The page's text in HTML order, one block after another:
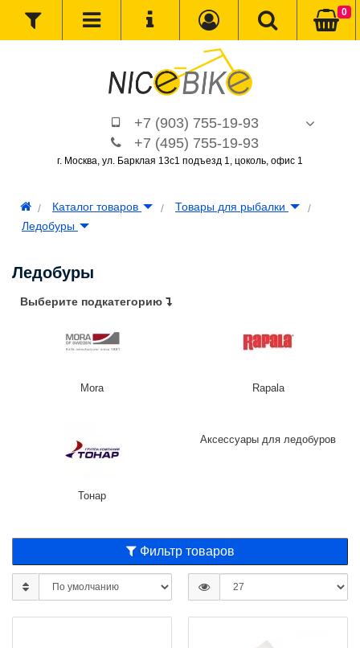
+7 (903) 755-19-93
+7 (495) 755-19-93
г. Москва, ул. Барклая 13с1 подъезд 1, цоколь, офис 1
0
Каталог товаров
Товары для рыбалки
Ледобуры
Ледобуры
Выберите подкатегорию
Mora Rapala
Тонар
Аксессуары для ледобуров
Фильтр товаров